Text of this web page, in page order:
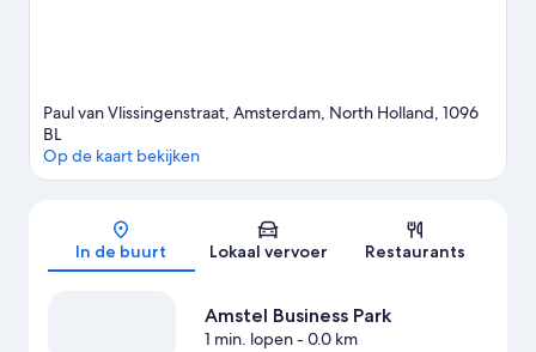
Paul van Vlissingenstraat, Amsterdam, North Holland, 1096
BL
Op de kaart bekijken
In de buurt Lokaal vervoer Restaurants
Amstel Business Park
1 min. lopen- 0.0 km